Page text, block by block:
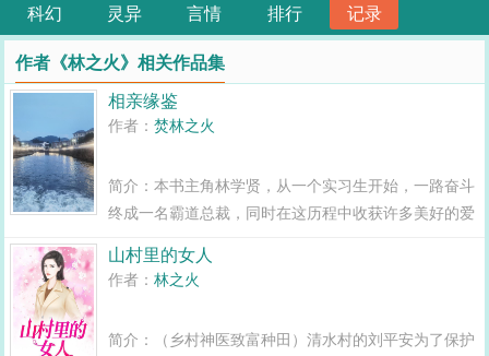
科幻
灵异 言情 排行 记录
作者《林之火》相关作品集
相亲缘鉴
作者：焚林之火
简介：本书主角林学贤，从一个实习生开始，一路奋斗
终成一名霸道总裁，同时在这历程中收获许多美好的爱
山村里的女人
作者：林之火
简介：（乡村神医致富种田）清水村的刘平安为了保护